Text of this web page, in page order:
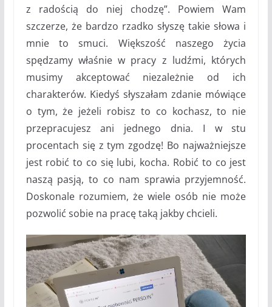
z radością do niej chodzę”. Powiem Wam
szczerze, że bardzo rzadko słyszę takie słowa i
mnie to smuci. Większość naszego życia
spędzamy właśnie w pracy z ludźmi, których
musimy akceptować niezależnie od ich
charakterów. Kiedyś słyszałam zdanie mówiące
o tym, że jeżeli robisz to co kochasz, to nie
przepracujesz ani jednego dnia. I w stu
procentach się z tym zgodzę! Bo najważniejsze
jest robić to co się lubi, kocha. Robić to co jest
naszą pasją, to co nam sprawia przyjemność.
Doskonale rozumiem, że wiele osób nie może
pozwolić sobie na pracę taką jakby chcieli.